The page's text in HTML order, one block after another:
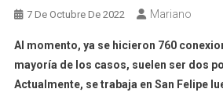
7 De Octubre De 2022 Mariano
Al momento, ya se hicieron 760
mayoría de los casos, suelen ser dos
Actualmente, se trabaja en San Felipe